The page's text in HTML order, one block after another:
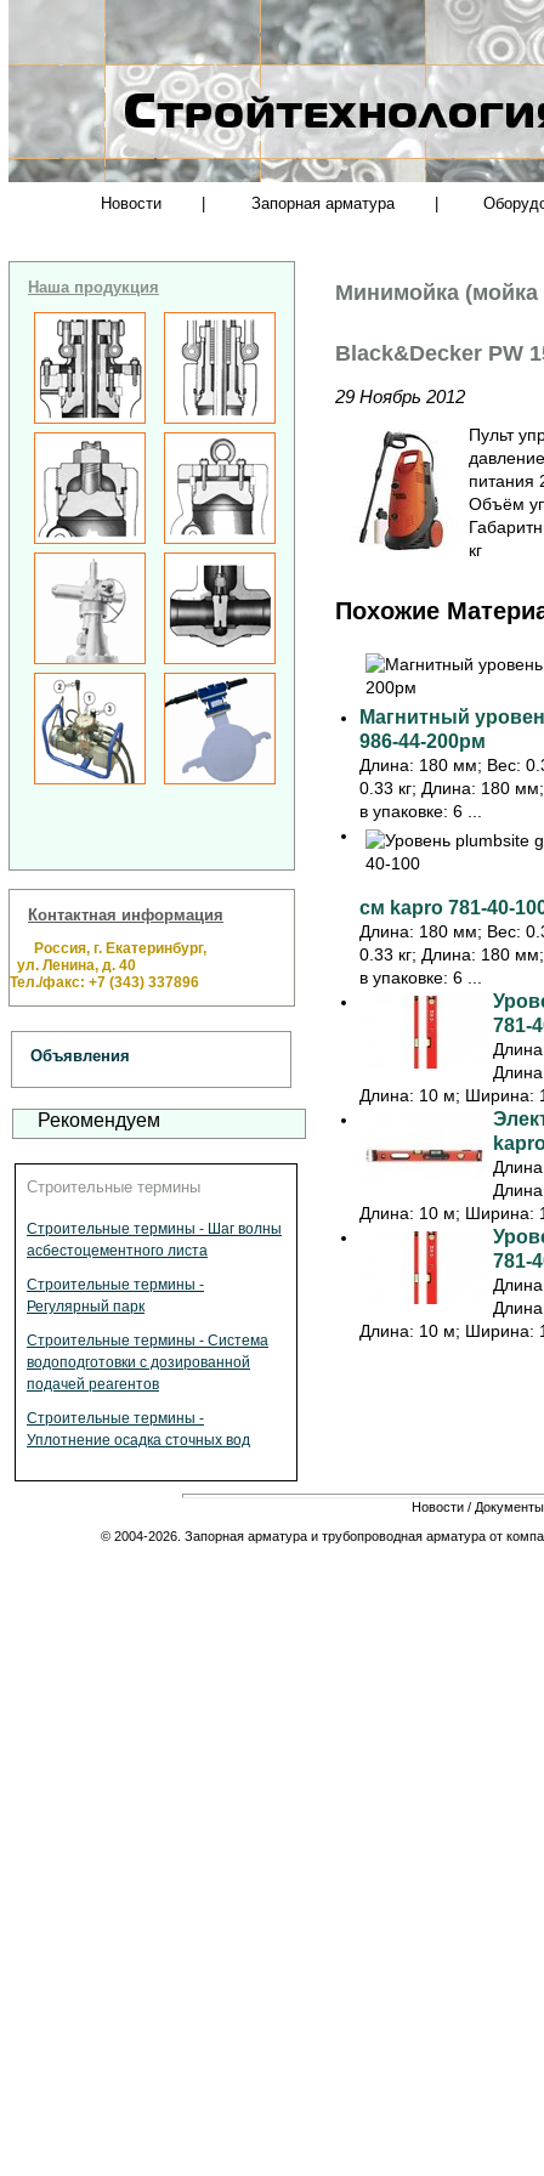
Новости Запорная арматура
Наша продукция
Контактная информация
Россия, г. Екатеринбург,
ул. Ленина, д. 40
Тел./факс: +7 (343) 337896
Объявления
Рекомендуем
Строительные термины
Строительные термины - Шаг волны
асбестоцементного листа
Строительные термины -
Регулярный парк
Строительные термины - Система
водоподготовки с дозированной
подачей реагентов
Строительные термины -
Уплотнение осадка сточных вод
Минимойка (мойка
Black&Decker PW
29 Ноябрь 2012
Пульт
питания
Объём
кг
Похожие
Магнитный
986-44-200рм
Длина: 180 мм; Вес:
0.33 кг; Длина: 180
в упаковке: 6 ...
см kapro 781-40-
Длина: 180 мм; Вес:
0.33 кг; Длина: 180
в упаковке: 6 ...
781-
Длина: 10 м; Ширина:
Длина: 10 м; Ширина:
781-
Длина: 10 м; Ширина:
Новости / Документы
© 2004-2026. Запорная арматура и трубопроводная арматура от